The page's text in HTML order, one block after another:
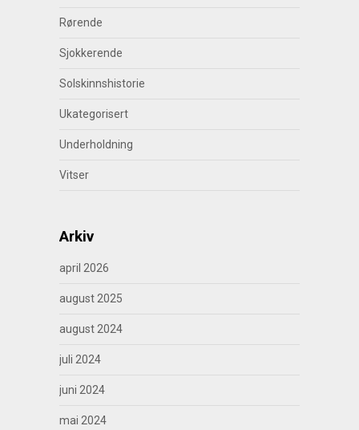
Rørende
Sjokkerende
Solskinnshistorie
Ukategorisert
Underholdning
Vitser
Arkiv
april 2026
august 2025
august 2024
juli 2024
juni 2024
mai 2024